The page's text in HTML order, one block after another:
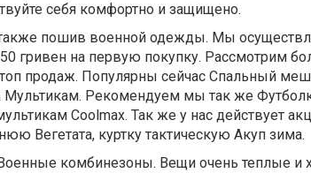
себя комфортно и защищено.
также пошив военной одежды. Мы
гривен на первую покупку. Рассмотрим
продаж. Популярны сейчас Спальный
Мультикам. Рекомендуем мы так же
Coolmax. Так же у нас действует
Вегетата, куртку тактическую Акуп зима.
комбинезоны. Вещи очень теплые и